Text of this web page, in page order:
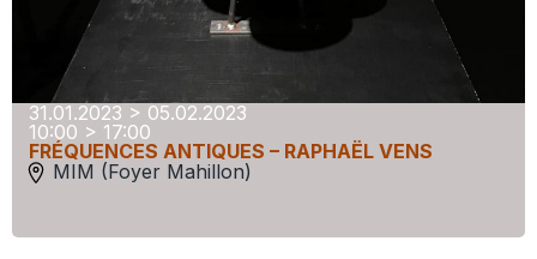
31.01.2023 > 05.02.2023
10:00 > 17:00
FRÉQUENCES ANTIQUES – RAPHAËL VENS
MIM (Foyer Mahillon)